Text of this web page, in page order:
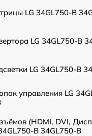
LG 34GL750-B
LG 34GL750-B
LG 34GL750-B
управления LG
(HDMI, DVI,
B 34GL750-B